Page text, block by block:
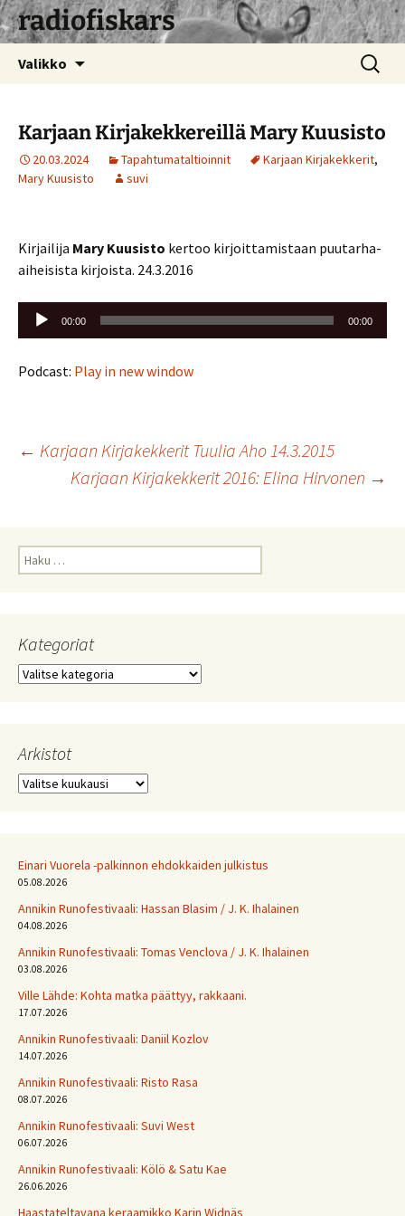
radiofiskars
Valikko Haku:
Karjaan Kirjakekkereillä Mary Kuusisto
20.03.2024 Tapahtumataltioinnit Karjaan Kirjakekkerit,
Mary Kuusisto
suvi
Kirjailija Mary Kuusisto kertoo kirjoittamistaan puutarha-
aiheisista kirjoista. 24.3.2016
Äänitoistin
00:00 00:00
Podcast: Play in new window
Artikkelien
selaus
← Karjaan Kirjakekkerit Tuulia Aho 14.3.2015
Karjaan Kirjakekkerit 2016: Elina Hirvonen →
Haku:
Kategoriat
Kategoriat
Arkistot
Arkistot
Einari Vuorela -palkinnon ehdokkaiden julkistus
05.08.2026
Annikin Runofestivaali: Has­san Bla­sim / J. K. Ihalainen
04.08.2026
Annikin Runofestivaali: Tomas Venclova / J. K. Ihalainen
03.08.2026
Ville Lähde: Kohta matka päättyy, rakkaani.
17.07.2026
Annikin Runofestivaali: Daniil Kozlov
14.07.2026
Annikin Runofestivaali: Risto Rasa
08.07.2026
Annikin Runofestivaali: Suvi West
06.07.2026
Annikin Runofestivaali: Kölö & Satu Kae
26.06.2026
Haastateltavana keraamikko Karin Widnäs